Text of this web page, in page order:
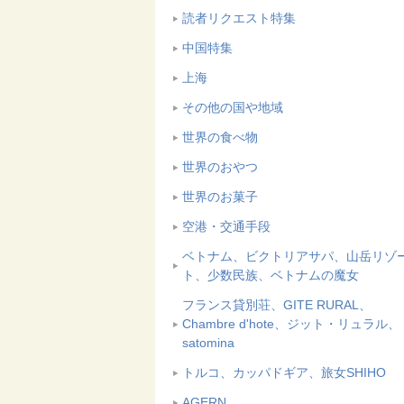
読者リクエスト特集
中国特集
上海
その他の国や地域
世界の食べ物
世界のおやつ
世界のお菓子
空港・交通手段
ベトナム、ビクトリアサパ、山岳リゾ
ト、少数民族、ベトナムの魔女
フランス貸別荘、GITE RURAL、
Chambre d'hote、ジット・リュラル、
satomina
トルコ、カッパドギア、旅女SHIHO